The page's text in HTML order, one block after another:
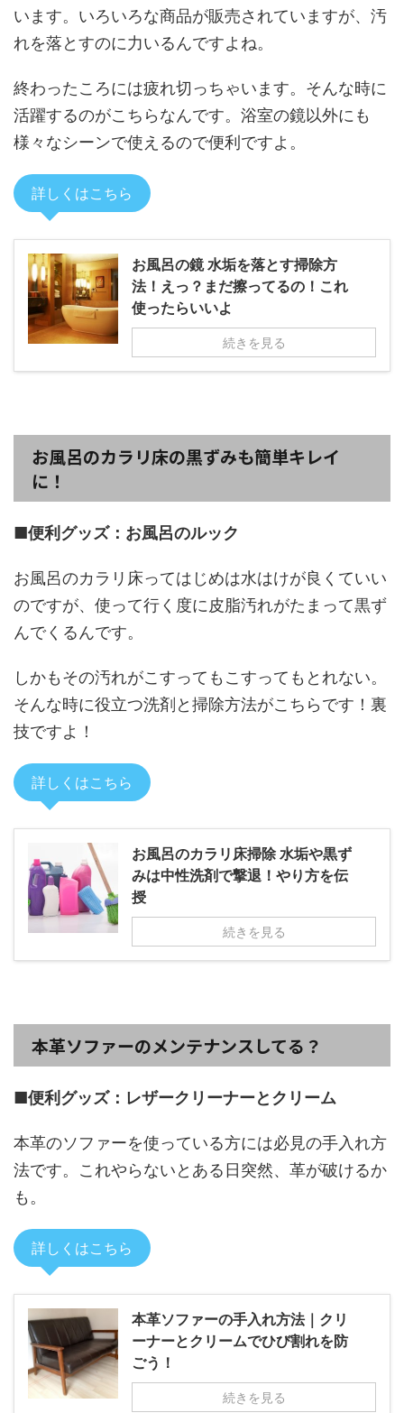
います。いろいろな商品が販売されていますが、汚
れを落とすのに力いるんですよね。
終わったころには疲れ切っちゃいます。そんな時に
活躍するのがこちらなんです。浴室の鏡以外にも
様々なシーンで使えるので便利ですよ。
詳しくはこちら
お風呂の鏡 水垢を落とす掃除方
法！えっ？まだ擦ってるの！これ
使ったらいいよ
続きを見る
お風呂のカラリ床の黒ずみも簡単キレイ
に！
■便利グッズ：お風呂のルック
お風呂のカラリ床ってはじめは水はけが良くていい
のですが、使って行く度に皮脂汚れがたまって黒ず
んでくるんです。
しかもその汚れがこすってもこすってもとれない。
そんな時に役立つ洗剤と掃除方法がこちらです！裏
技ですよ！
詳しくはこちら
お風呂のカラリ床掃除 水垢や黒ず
みは中性洗剤で撃退！やり方を伝
授
続きを見る
本革ソファーのメンテナンスしてる？
■便利グッズ：レザークリーナーとクリーム
本革のソファーを使っている方には必見の手入れ方
法です。これやらないとある日突然、革が破けるか
も。
詳しくはこちら
本革ソファーの手入れ方法｜クリ
ーナーとクリームでひび割れを防
ごう！
続きを見る